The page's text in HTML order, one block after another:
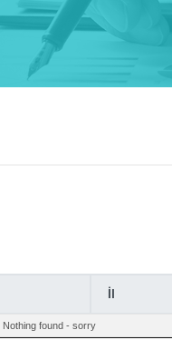
İl
Nothing found - sorry